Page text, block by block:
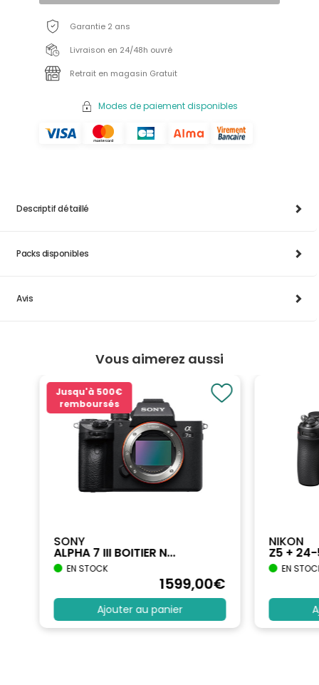
Garantie 2 ans
Livraison en 24/48h ouvré
Retrait en magasin Gratuit
Modes de paiement disponibles
Descriptif détaillé
Packs disponibles
Avis
Vous aimerez aussi
Jusqu'à 500€
remboursés
SONY
ALPHA 7 III BOITIER N...
EN STOCK
1599,00€
Ajouter au panier
NIKON
Z5 +
EN